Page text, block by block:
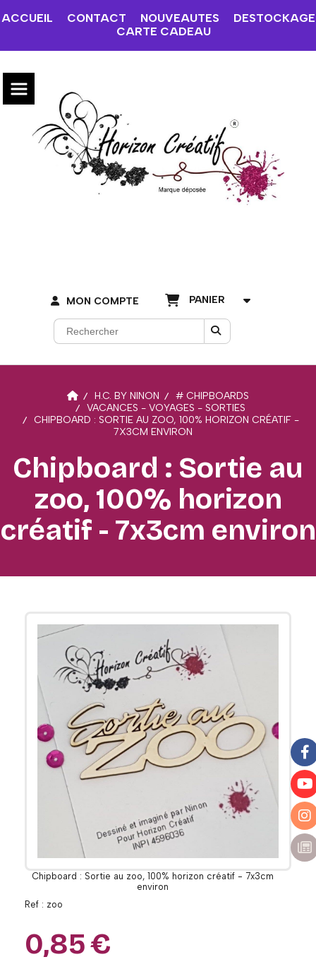
ACCUEIL CONTACT NOUVEAUTES
DESTOCKAGE
CARTE CADEAU
MON COMPTE PANIER
H.C. BY NINON
# CHIPBOARDS
VACANCES - VOYAGES - SORTIES
CHIPBOARD : SORTIE AU ZOO, 100% HORIZON CRÉATIF -
7X3CM ENVIRON
Chipboard : Sortie au
zoo, 100% horizon
créatif - 7x3cm environ
Chipboard : Sortie au zoo, 100% horizon créatif - 7x3cm
environ
Ref : zoo
0,85€